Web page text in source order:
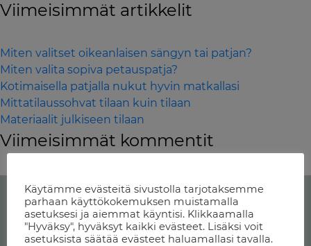
Viimeisimmät artikkelit
Miten valitset oikeanlaisen sängyn tai patjan?
Miten valita sopiva petauspatja?
Kotimaisella patjalla nukut hyvin matkallasi
Mittatilaussohvat tilaan kuin tilaan
Materiaalit julkiseen tilaan
Viimeisimmät kommentit
Käytämme evästeitä sivustolla tarjotaksemme
parhaan käyttökokemuksen muistamalla
asetuksesi ja aiemmat käyntisi. Klikkaamalla
"Hyväksy", hyväksyt kaikki evästeet. Lisäksi voit
asetuksista säätää evästeet haluamallasi tavalla.